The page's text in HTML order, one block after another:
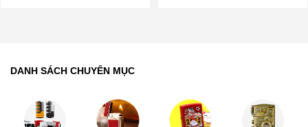
DANH SÁCH CHUYÊN MỤC